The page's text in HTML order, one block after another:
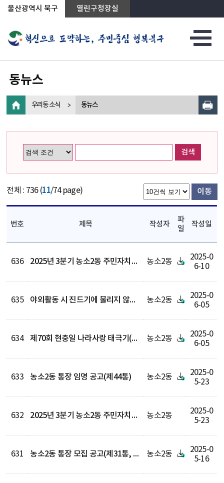
상단메뉴로 바로가기
전체메뉴로 바로가기
왼쪽메뉴로 바로가기
본문으로 바로가기
울산광역시 북구 열린구청장실
동뉴스
우리동 소식 동뉴스
검색
전체 : 736 (11/74 page) 이동
번호 제목 작성자
파
일
작성일
636 2025년 3분기 농소2동 주민자치센터·중산문화센터 수강생 모집 농소2동
2025-0
6-10
635 야외활동 시 진드기에 물리지 않도록 주의하세요! 농소2동
2025-0
6-05
634 제70회 현충일 나라사랑 태극기(弔旗) 달기 안내 농소2동
2025-0
6-05
633 농소2동 통장 임명 공고(제44통) 농소2동
2025-0
5-23
632 2025년 3분기 농소2동 주민자치센터, 중산문화센터 프로그램 안내 농소2동
2025-0
5-23
631 농소2동 통장 모집 공고(제31통, 42통) 농소2동
2025-0
5-16